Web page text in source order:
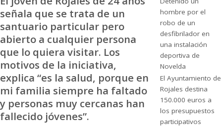
señala que se trata de un
santuario particular pero
abierto a cualquier persona
que lo quiera visitar. Los
motivos de la iniciativa,
explica “es la salud, porque en
mi familia siempre ha faltado
y personas muy cercanas han
fallecido jóvenes”.
hombre por el
robo de un
desfibrilador en
una instalación
deportiva de
Novelda
El Ayuntamiento de
Rojales destina
150.000 euros a
los presupuestos
participativos